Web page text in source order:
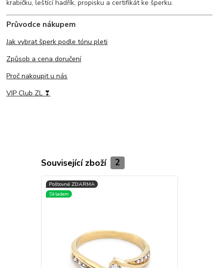
krabičku, leštící hadřík, propisku a certifikát ke šperku.
Průvodce nákupem
Jak vybrat šperk podle tónu pleti
Způsob a cena doručení
Proč nakoupit u nás
VIP Club ZL ❣
Související zboží 2